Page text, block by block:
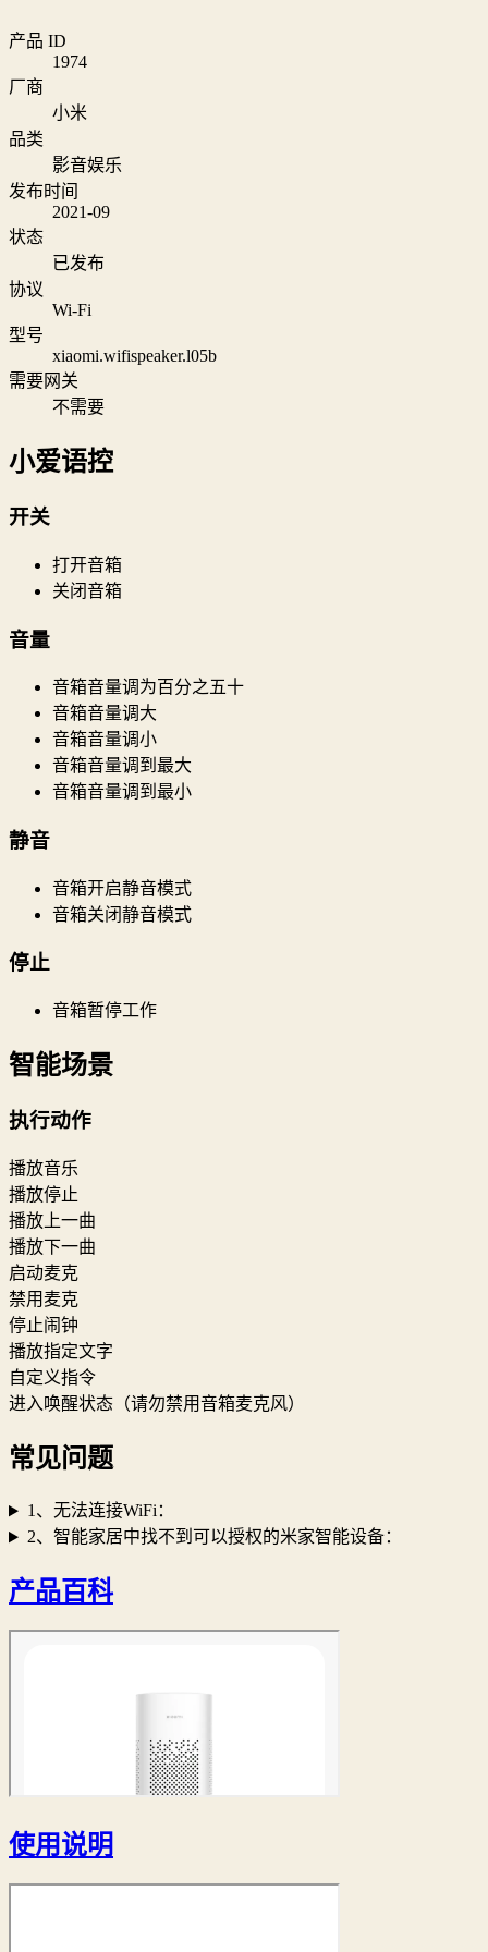
产品 ID
1974
厂商
小米
品类
影音娱乐
发布时间
2021-09
状态
已发布
协议
Wi‑Fi
型号
xiaomi.wifispeaker.l05b
需要网关
不需要
小爱语控
开关
打开音箱
关闭音箱
音量
音箱音量调为百分之五十
音箱音量调大
音箱音量调小
音箱音量调到最大
音箱音量调到最小
静音
音箱开启静音模式
音箱关闭静音模式
停止
音箱暂停工作
智能场景
执行动作
播放音乐
播放停止
播放上一曲
播放下一曲
启动麦克
禁用麦克
停止闹钟
播放指定文字
自定义指令
进入唤醒状态（请勿禁用音箱麦克风）
常见问题
1、无法连接WiFi：
2、智能家居中找不到可以授权的米家智能设备：
产品百科
使用说明